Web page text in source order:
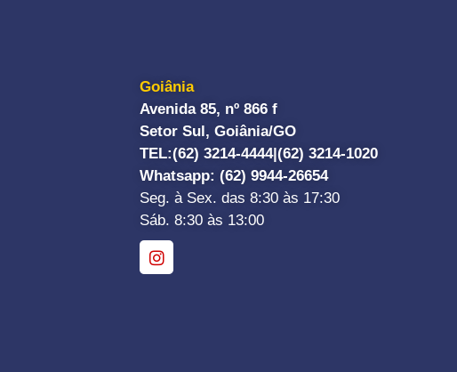
Goiânia
Avenida 85, nº 866 f
Setor Sul, Goiânia/GO
TEL:(62) 3214-4444| (62) 3214-1020
Whatsapp: (62) 9944-26654
Seg. à Sex. das 8:30 às 17:30
Sáb. 8:30 às 13:00